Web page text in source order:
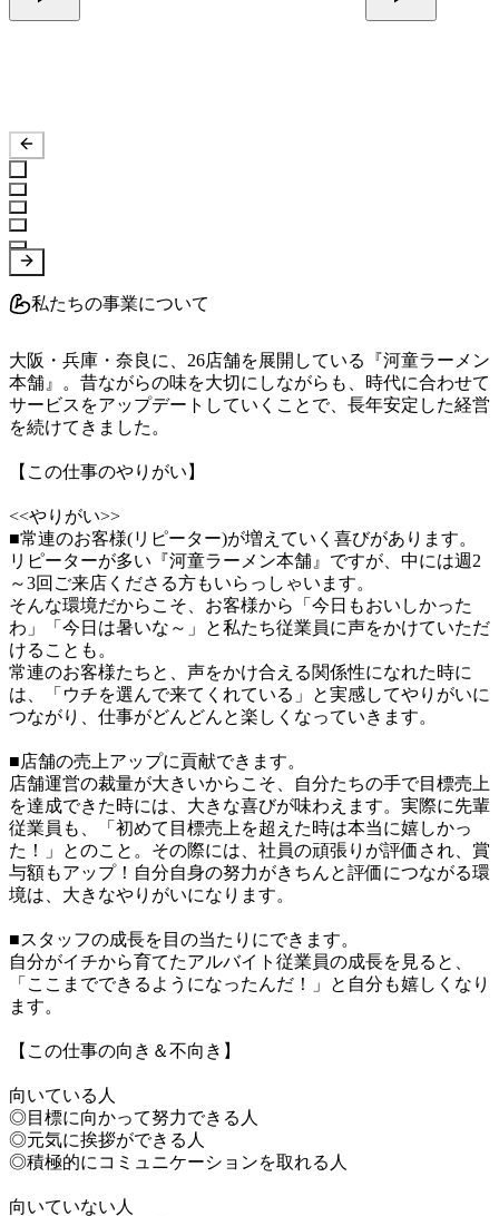
私たちの事業について
大阪・兵庫・奈良に、26店舗を展開している『河童ラーメン
本舗』。昔ながらの味を大切にしながらも、時代に合わせて
サービスをアップデートしていくことで、長年安定した経営
を続けてきました。
【この仕事のやりがい】
<<やりがい>>
■常連のお客様(リピーター)が増えていく喜びがあります。
リピーターが多い『河童ラーメン本舗』ですが、中には週2
～3回ご来店くださる方もいらっしゃいます。
そんな環境だからこそ、お客様から「今日もおいしかった
わ」「今日は暑いな～」と私たち従業員に声をかけていただ
けることも。
常連のお客様たちと、声をかけ合える関係性になれた時に
は、「ウチを選んで来てくれている」と実感してやりがいに
つながり、仕事がどんどんと楽しくなっていきます。
■店舗の売上アップに貢献できます。
店舗運営の裁量が大きいからこそ、自分たちの手で目標売上
を達成できた時には、大きな喜びが味わえます。実際に先輩
従業員も、「初めて目標売上を超えた時は本当に嬉しかっ
た！」とのこと。その際には、社員の頑張りが評価され、賞
与額もアップ！自分自身の努力がきちんと評価につながる環
境は、大きなやりがいになります。
■スタッフの成長を目の当たりにできます。
自分がイチから育てたアルバイト従業員の成長を見ると、
「ここまでできるようになったんだ！」と自分も嬉しくなり
ます。
【この仕事の向き＆不向き】
向いている人
◎目標に向かって努力できる人
◎元気に挨拶ができる人
◎積極的にコミュニケーションを取れる人
向いていない人